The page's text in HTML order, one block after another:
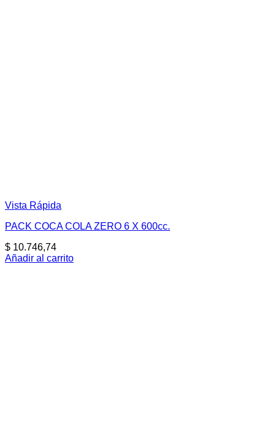
Vista Rápida
PACK COCA COLA ZERO 6 X 600cc.
$ 10.746,74
Añadir al carrito